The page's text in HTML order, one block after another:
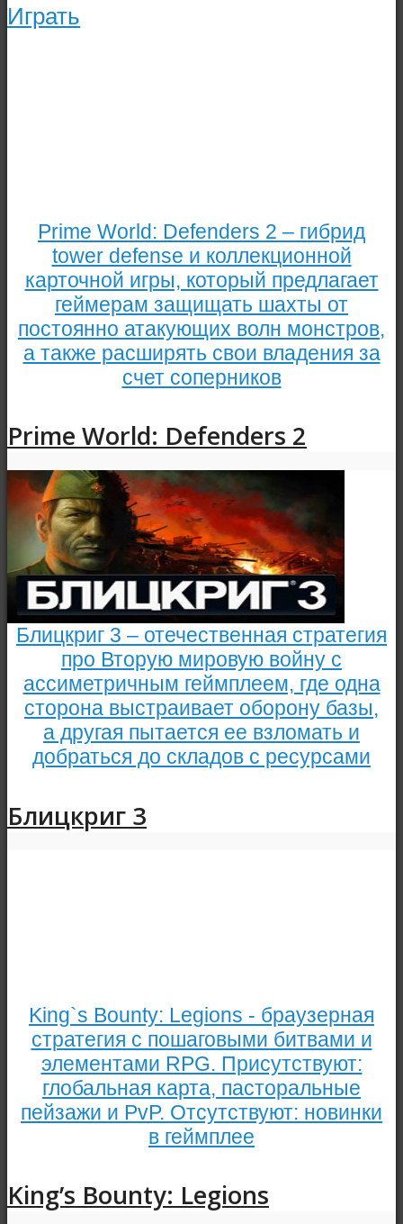
Играть
Prime World: Defenders 2 – гибрид
tower defense и коллекционной
карточной игры, который предлагает
геймерам защищать шахты от
постоянно атакующих волн монстров,
а также расширять свои владения за
счет соперников
Prime World: Defenders 2
Блицкриг 3 – отечественная стратегия
про Вторую мировую войну с
ассиметричным геймплеем, где одна
сторона выстраивает оборону базы,
а другая пытается ее взломать и
добраться до складов с ресурсами
Блицкриг 3
King`s Bounty: Legions - браузерная
стратегия с пошаговыми битвами и
элементами RPG. Присутствуют:
глобальная карта, пасторальные
пейзажи и PvP. Отсутствуют: новинки
в геймплее
King’s Bounty: Legions